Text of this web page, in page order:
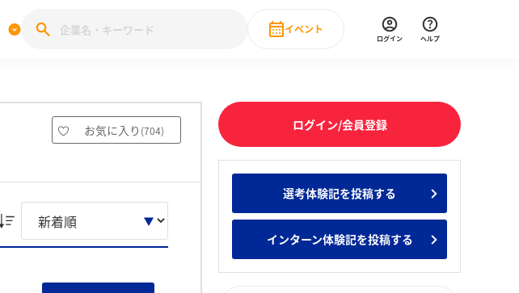
ャンペーン
調査
みんなの新卒就職人気企業ランキング みんなのインターン人気企業ランキ
28卒 IT・DX現場社員インタビュー
イベント
直近のイベント一覧
ログイン ヘルプ
お気に入り (704)
ログイン/会員登録
選考体験記を投稿する
インターン体験記を投稿する